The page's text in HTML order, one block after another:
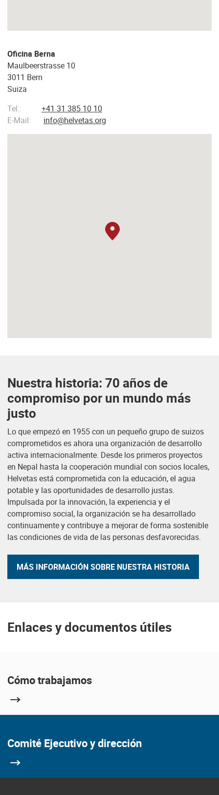
Oficina Berna
Maulbeerstrasse 10
3011 Bern
Suiza
Tel.:
+41 31 385 10 10
E-Mail:
info@helvetas.org
Nuestra historia: 70 años de
compromiso por un mundo más
justo
Lo que empezó en 1955 con un pequeño grupo de suizos
comprometidos es ahora una organización de desarrollo
activa internacionalmente. Desde los primeros proyectos
en Nepal hasta la cooperación mundial con socios locales,
Helvetas está comprometida con la educación, el agua
potable y las oportunidades de desarrollo justas.
Impulsada por la innovación, la experiencia y el
compromiso social, la organización se ha desarrollado
continuamente y contribuye a mejorar de forma sostenible
las condiciones de vida de las personas desfavorecidas.
MÁS INFORMACIÓN SOBRE NUESTRA HISTORIA
Enlaces y documentos útiles
Cómo trabajamos
Comité Ejecutivo y dirección